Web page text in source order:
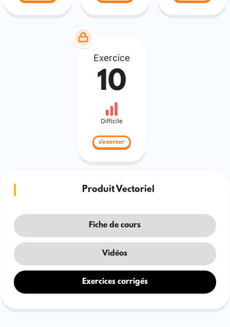
Exercice
10
Difficile
s'exercer
Produit Vectoriel
Fiche de cours
Vidéos
Exercices corrigés